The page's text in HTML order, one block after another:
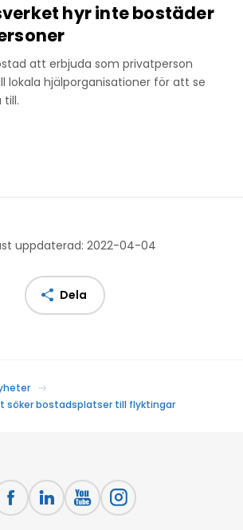
hyr inte bostäder
att erbjuda som privatperson
lokala hjälporganisationer för att se
till.
uppdaterad: 2022-04-04
Dela
söker bostadsplatser till flyktingar